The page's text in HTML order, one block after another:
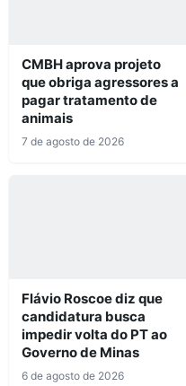
CMBH aprova projeto
que obriga agressores a
pagar tratamento de
animais
7 de agosto de 2026
Flávio Roscoe diz que
candidatura busca
impedir volta do PT ao
Governo de Minas
6 de agosto de 2026